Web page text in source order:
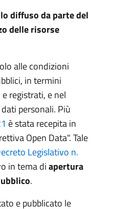
diffuso da parte del
delle risorse
alle condizioni
in termini
registrati, e nel
personali. Più
è stata recepita in
Open Data". Tale
Legislativo n.
in tema diapertura
.
e pubblicato le